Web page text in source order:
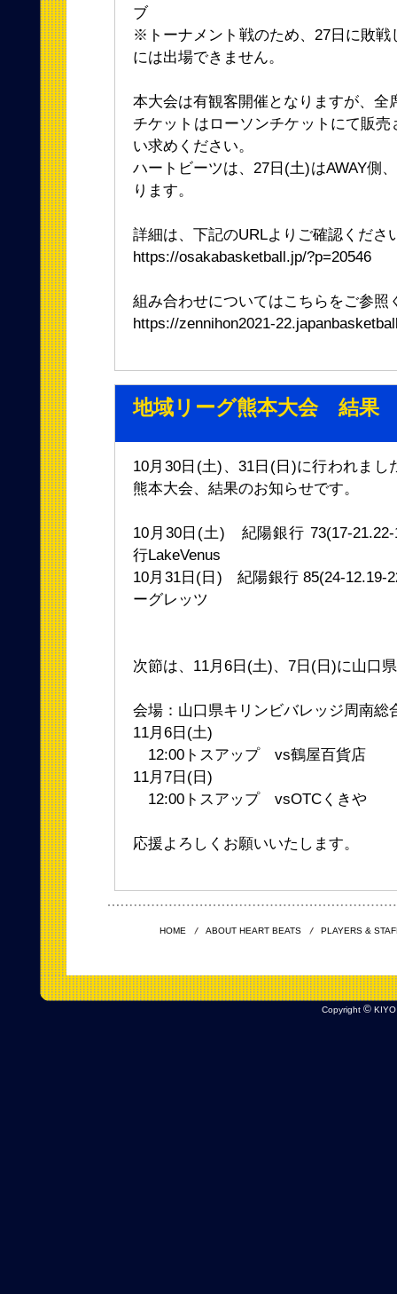
ブ
※トーナメント戦のため、27日に敗戦
には出場できません。
本大会は有観客開催となりますが、全
チケットはローソンチケットにて販
い求めください。
ハートビーツは、27日(土)はAWAY側
ります。
詳細は、下記のURLよりご確認くださ
https://osakabasketball.jp/?p=20546
組み合わせについてはこちらをご参照
https://zennihon2021-
地域リーグ熊本大会 結果
10月30日(土)、31日(日)に行われまし
熊本大会、結果のお知らせです。
10月30日(土) 紀陽銀行 73(17-21.22-
行LakeVenus
10月31日(日) 紀陽銀行 85(24-12.19-
ーグレッツ
次節は、11月6日(土)、7日(日)に山口
会場：山口県キリンビバレッジ周南総
11月6日(土)
12:00トスアップ vs鶴屋百貨店
11月7日(日)
12:00トスアップ vsOTCくきや
応援よろしくお願いいたします。
HOME ABOUT HEART BEATS PLAYERS &
Copyright ©KIYO